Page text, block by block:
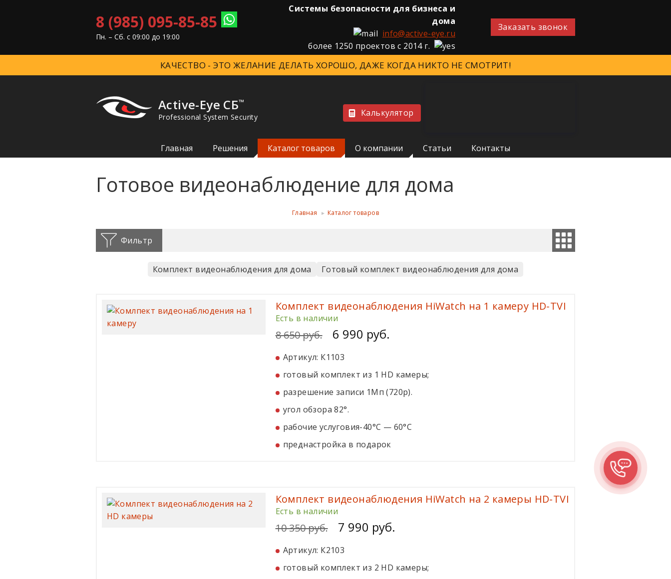
8 (985) 095-85-85
Пн. – Cб. с 09:00 до 19:00
Системы безопасности для бизнеса и
дома
info@active-eye.ru
более 1250 проектов с 2014 г.
Заказать звонок
КАЧЕСТВО - ЭТО ЖЕЛАНИЕ ДЕЛАТЬ ХОРОШО, ДАЖЕ КОГДА НИКТО НЕ СМОТРИТ!
Active-Eye СБ™
Professional System Security
Калькулятор
Главная Решения Каталог товаров О компании Статьи Контакты
Готовое видеонаблюдение для дома
Главная Каталог товаров
Фильтр
Комплект видеонаблюдения для дома Готовый комплект видеонаблюдения для дома
Комплект видеонаблюдения HiWatch на 1 камеру HD-TVI
Есть в наличии
8 650 руб. 6 990 руб.
Артикул: К1103
готовый комплект из 1 HD камеры;
разрешение записи 1Мп (720p).
угол обзора 82°.
рабочие услуговия-40°С — 60°С
преднастройка в подарок
Комплект видеонаблюдения HiWatch на 2 камеры HD-TVI
Есть в наличии
10 350 руб. 7 990 руб.
Артикул: К2103
готовый комплект из 2 HD камеры;